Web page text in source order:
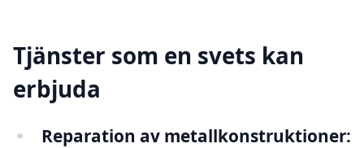
Tjänster som en svets kan
erbjuda
Reparation av metallkonstruktioner: